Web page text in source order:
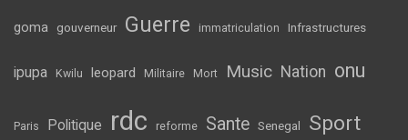
goma gouverneur Guerre immatriculation Infrastructures
ipupa Kwilu leopard Militaire Mort Music Nation onu
Paris Politique rdc reforme Sante Senegal Sport